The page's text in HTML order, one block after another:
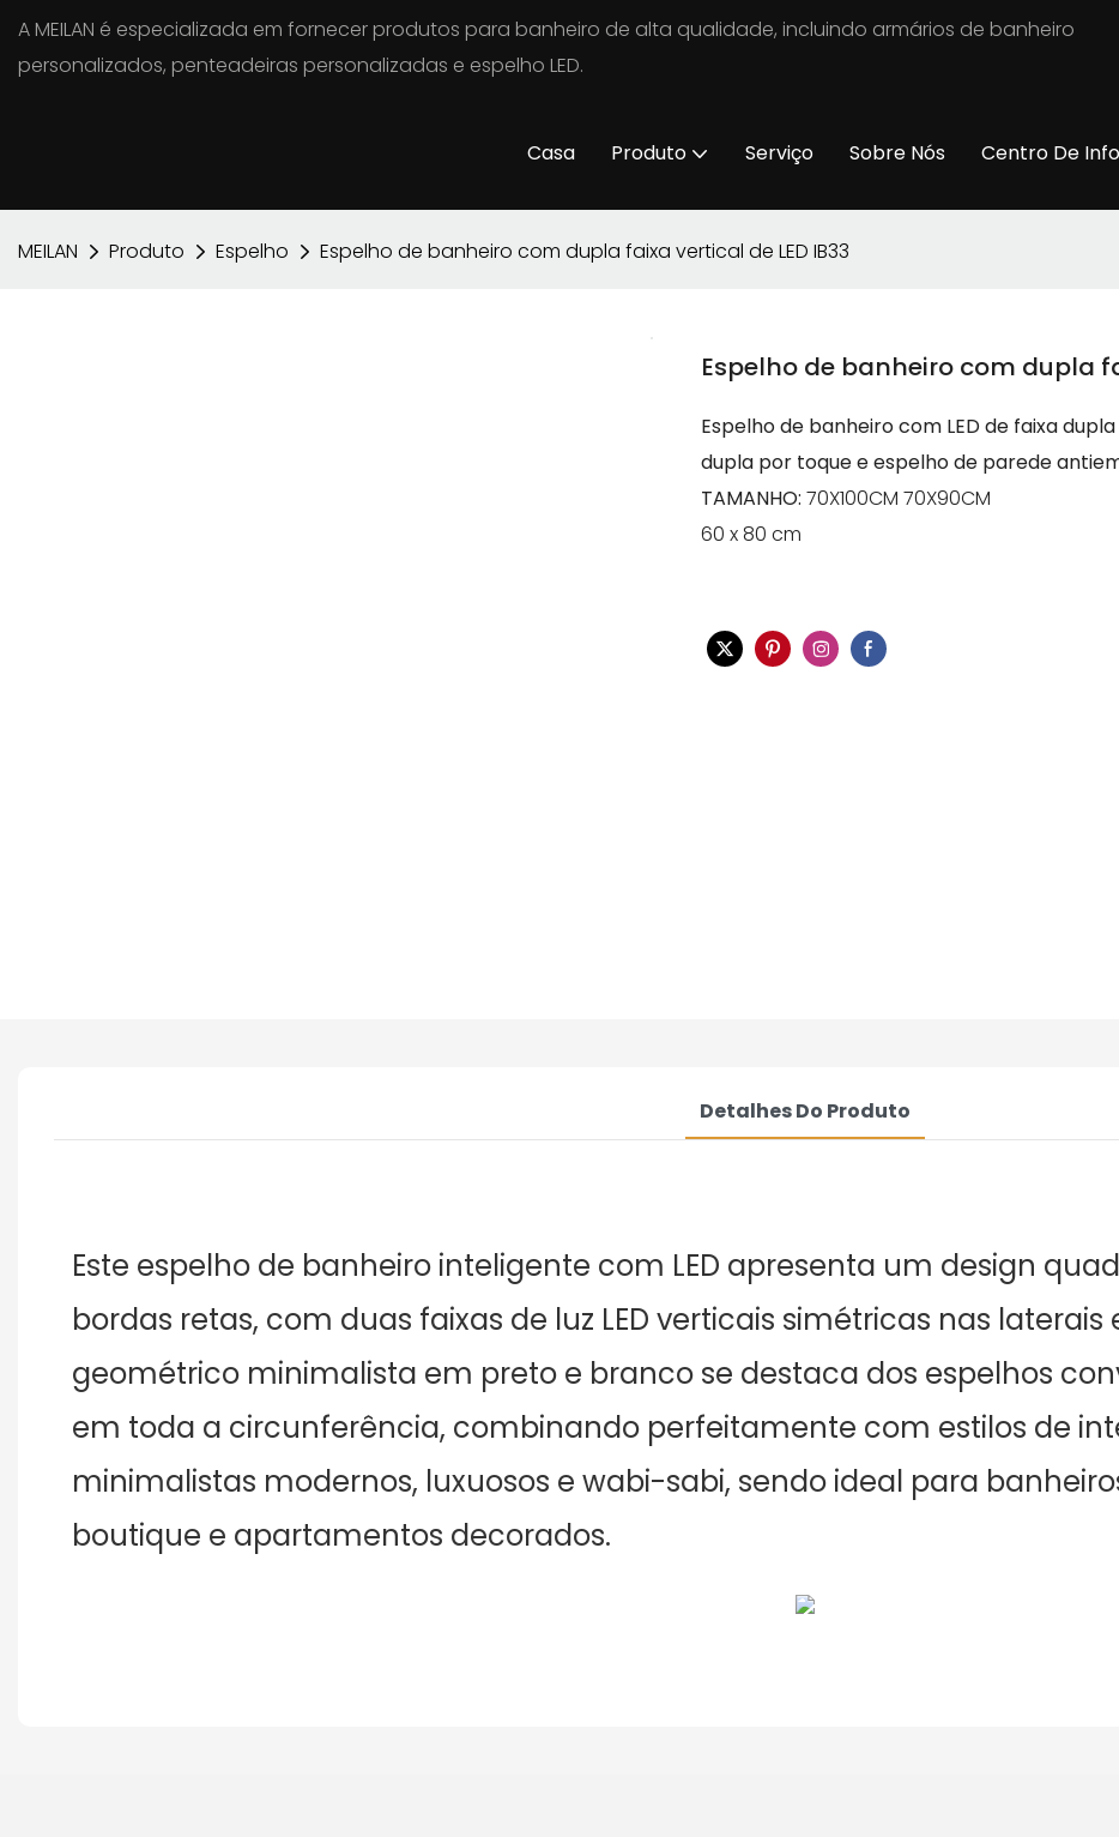
A MEILAN é especializada em fornecer produtos para banheiro de alta qualidade, incluindo armários de banheiro
personalizados, penteadeiras personalizadas e espelho LED.
Casa Produto Serviço Sobre Nós Centro De
MEILAN Produto Espelho Espelho de banheiro com dupla faixa vertical de LED IB33
Espelho de banheiro com dupla
Espelho de banheiro com LED de faixa
dupla por toque e espelho de parede
TAMANHO: 70X100CM 70X90CM
60 x 80 cm
Detalhes Do Produto
Este espelho de banheiro inteligente com LED apresenta um design
bordas retas, com duas faixas de luz LED verticais simétricas nas laterais
geométrico minimalista em preto e branco se destaca dos espelhos
em toda a circunferência, combinando perfeitamente com estilos de
minimalistas modernos, luxuosos e wabi-sabi, sendo ideal para
boutique e apartamentos decorados.